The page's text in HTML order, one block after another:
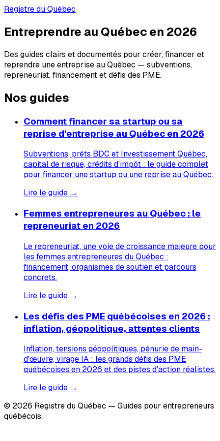
Registre du Québec
Entreprendre au Québec en 2026
Des guides clairs et documentés pour créer, financer et
reprendre une entreprise au Québec — subventions,
repreneuriat, financement et défis des PME.
Nos guides
Comment financer sa startup ou sa
reprise d'entreprise au Québec en 2026
Subventions, prêts BDC et Investissement Québec,
capital de risque, crédits d'impôt : le guide complet
pour financer une startup ou une reprise au Québec.
Lire le guide →
Femmes entrepreneures au Québec : le
repreneuriat en 2026
Le repreneuriat, une voie de croissance majeure pour
les femmes entrepreneures du Québec :
financement, organismes de soutien et parcours
concrets.
Lire le guide →
Les défis des PME québécoises en 2026 :
inflation, géopolitique, attentes clients
Inflation, tensions géopolitiques, pénurie de main-
d'œuvre, virage IA : les grands défis des PME
québécoises en 2026 et des pistes d'action réalistes.
Lire le guide →
© 2026 Registre du Québec — Guides pour entrepreneurs
québécois.